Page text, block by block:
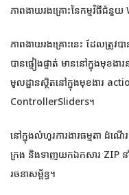
ភាពងាយរងគ្រោះនៃកម្មវិធីជំនួ
ភាពងាយរងគ្រោះនេះ ដែលត្រូវ
បានផ្ទៀងផ្ទាត់ មាននៅក្នុងមុ
មូលដ្ឋានស្ថិតនៅក្នុងមុខងារ
ControllerSliders។
នៅក្នុងលំហូរការងារធម្មតា ដំណើ
ក្រង និងទាញយកឯកសារ ZIP
រចនាសម្ព័ន្ធ។